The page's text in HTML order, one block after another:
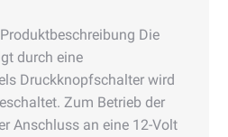
Die
durch eine
Druckknopfschalter wird
Zum Betrieb der
Anschluss an eine 12-Volt